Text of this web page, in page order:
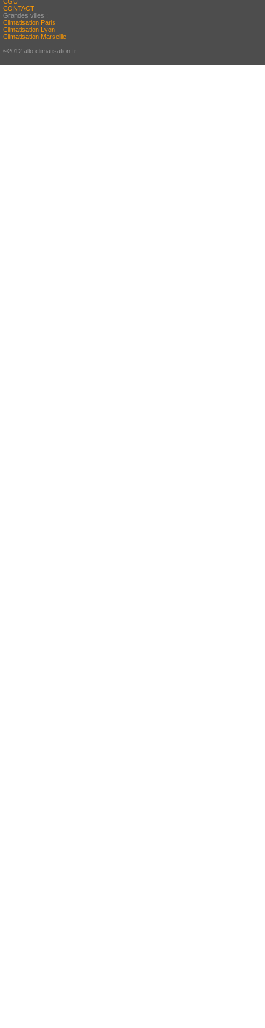
CONTACT
Grandes villes :
Climatisation Paris
Climatisation Lyon
Climatisation Marseille
-
©2012 allo-climatisation.fr